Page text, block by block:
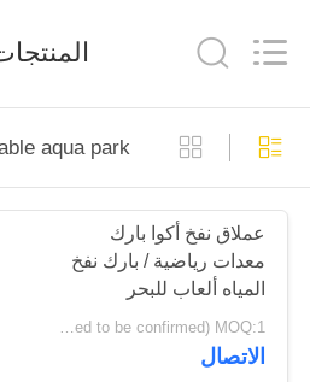
مسكن
منتجات
أشرطة
فيديو
Inflatables
Factory.
aqua park
عملاق نفخ أكوا بارك
معدات رياضية / بارك نفخ
المياه ألعاب للبحر
USD 83000- 101000/set ( price just for reference, detailed prices need to be confirmed) MOQ:1 مجموعة أو أجزاء من حديقة كاملة
الاتصال